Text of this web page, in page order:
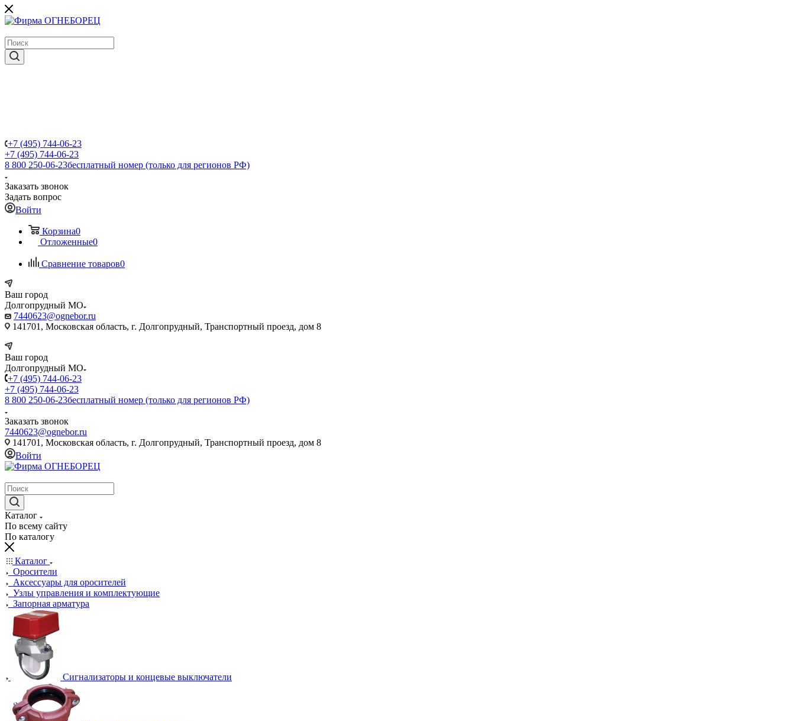
+7 (495) 744-06-23
+7 (495) 744-06-23
8 800 250-06-23бесплатный номер (только для регионов РФ)
Заказать звонок
Задать вопрос
Войти
Корзина0
Отложенные0
Сравнение товаров0
Ваш город
Долгопрудный МО
7440623@ognebor.ru
141701, Московская область, г. Долгопрудный, Транспортный проезд, дом 8
Ваш город
Долгопрудный МО
+7 (495) 744-06-23
+7 (495) 744-06-23
8 800 250-06-23бесплатный номер (только для регионов РФ)
Заказать звонок
7440623@ognebor.ru
141701, Московская область, г. Долгопрудный, Транспортный проезд, дом 8
Войти
Каталог
По всему сайту
По каталогу
Каталог
Оросители
Аксессуары для оросителей
Узлы управления и комплектующие
Запорная арматура
Сигнализаторы и концевые выключатели